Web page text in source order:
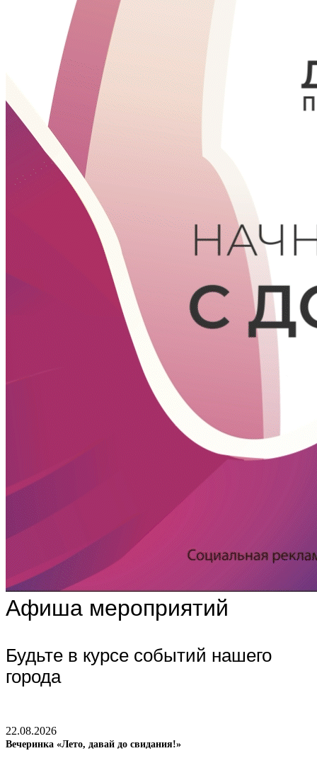
Афиша мероприятий
Будьте в курсе событий нашего
города
22.08.2026
Вечеринка «Лето, давай до свидания!»